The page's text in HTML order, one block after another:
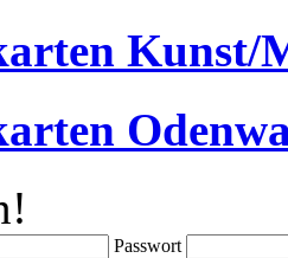
Kunst/
Passwort